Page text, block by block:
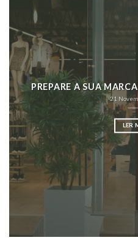
PREPARE A SUA
21
LER